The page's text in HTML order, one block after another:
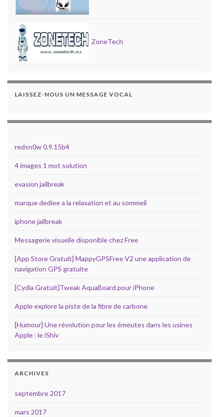
ZoneTech
LAISSEZ-NOUS UN MESSAGE VOCAL
redsn0w 0.9.15b4
4 images 1 mot solution
evasion jailbreak
marque dediee a la relaxation et au sommeil
iphone jailbreak
Messagerie visuelle disponible chez Free
[App Store Gratuit] MappyGPSFree V2 une application de
navigation GPS gratuite
[Cydia Gratuit]Tweak AquaBoard pour iPhone
Apple explore la piste de la fibre de carbone
[Humour] Une révolution pour les émeutes dans les usines
Apple : le iShiv
ARCHIVES
septembre 2017
mars 2017